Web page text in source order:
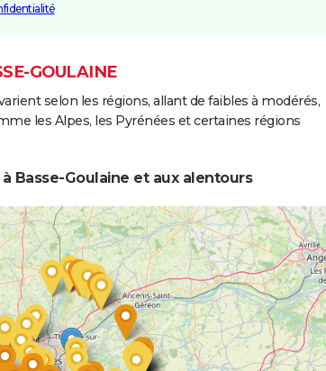
GOULAINE
selon les régions, allant de faibles à modérés,
les Alpes, les Pyrénées et certaines régions
Basse-Goulaine et aux alentours